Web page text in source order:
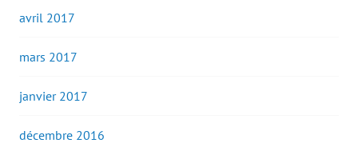
avril 2017
mars 2017
janvier 2017
décembre 2016